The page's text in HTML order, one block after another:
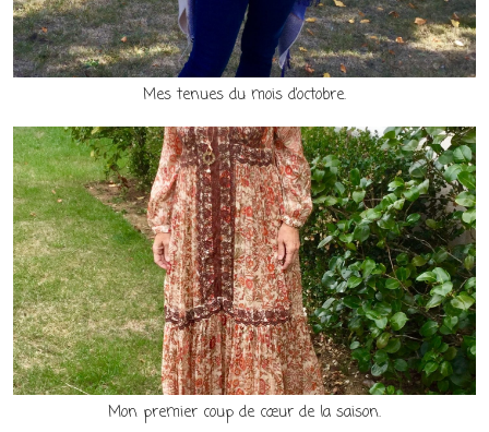
Mes tenues du mois d’octobre.
Mon premier coup de cœur de la saison.